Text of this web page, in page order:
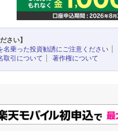
さい】
名乗った投資勧誘にご注意ください
取引について
著作権について